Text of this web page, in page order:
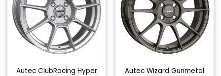
opzioni
possono
essere
scelte
nella
del
opzioni
possono
essere
scelte
nella
del
Autec ClubRacing Hyper
Autec Wizard Gunmetal